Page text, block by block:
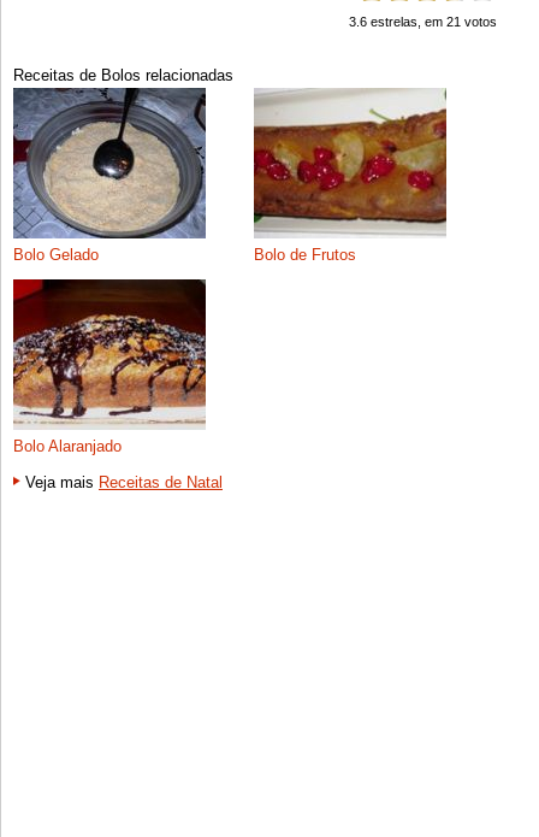
3.6 estrelas, em21 votos
Receitas de Bolos relacionadas
Bolo Gelado Bolo de Frutos
Bolo Alaranjado
Veja mais Receitas de Natal